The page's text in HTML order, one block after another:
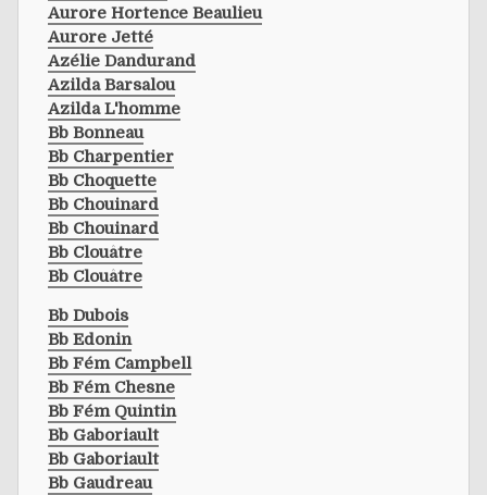
Aurore Hortence Beaulieu
Aurore Jetté
Azélie Dandurand
Azilda Barsalou
Azilda L'homme
Bb Bonneau
Bb Charpentier
Bb Choquette
Bb Chouinard
Bb Chouinard
Bb Clouâtre
Bb Clouâtre
Bb Dubois
Bb Edonin
Bb Fém Campbell
Bb Fém Chesne
Bb Fém Quintin
Bb Gaboriault
Bb Gaboriault
Bb Gaudreau